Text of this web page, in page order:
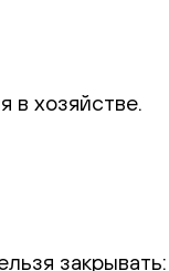
в хозяйстве.
закрывать: